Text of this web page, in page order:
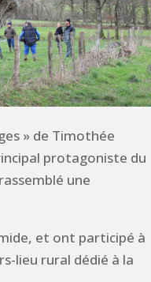
» de Timothée
protagoniste du
une
et ont participé à
lieu rural dédié à la